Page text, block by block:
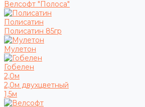
Велсофт "Полоса"
Полисатин
Полисатин 85гр
Мулетон
Гобелен
2,0м
2,0м двухцветный
1,5м